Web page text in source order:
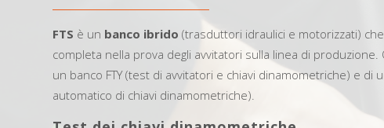
FTS è un banco ibrido (trasduttori idraulici e motorizzati)
completa nella prova degli avvitatori sulla linea di
un banco FTY (test di avvitatori e chiavi dinamometriche) e di
automatico di chiavi dinamometriche).